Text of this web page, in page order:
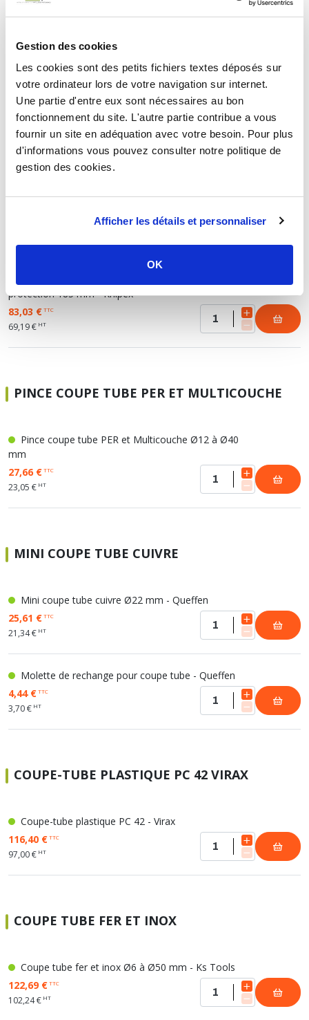
Gestion des cookies
Les cookies sont des petits fichiers textes déposés sur
votre ordinateur lors de votre navigation sur internet.
Une partie d'entre eux sont nécessaires au bon
fonctionnement du site. L'autre partie contribue a vous
fournir un site en adéquation avec votre besoin. Pour plus
d'informations vous pouvez consulter notre politique de
gestion des cookies.
Afficher les détails et personnaliser
OK
COUPE TUBE CUIVRE ZR 35 VIRAX
Coupe tube cuivre ZR 35 Ø3 à Ø35 mm - Virax
68,36 €TTC
56,97 €HT
PINCE COUPANTE POUR TUBES FLEXIBLES ET
protection 185 mm - Knipex
83,03 €TTC
69,19 € HT
PINCE COUPE TUBE PER ET MULTICOUCHE
Pince coupe tube PER et Multicouche Ø12 à Ø40
mm
27,66 €TTC
23,05 € HT
MINI COUPE TUBE CUIVRE
Mini coupe tube cuivre Ø22 mm - Queffen
25,61 €TTC
21,34 € HT
Molette de rechange pour coupe tube - Queffen
4,44 €TTC
3,70 € HT
COUPE-TUBE PLASTIQUE PC 42 VIRAX
Coupe-tube plastique PC 42 - Virax
116,40 €TTC
97,00 € HT
COUPE TUBE FER ET INOX
Coupe tube fer et inox Ø6 à Ø50 mm - Ks Tools
122,69 €TTC
102,24 € HT